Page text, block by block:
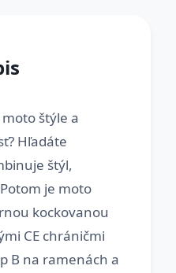
štýle a
Hľadáte
štýl,
je moto
kockovanou
CE chráničmi
B na ramenách a